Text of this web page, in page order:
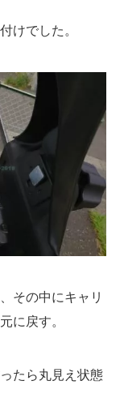
けでした。
その中にキャリ
に戻す。
たら丸見え状態